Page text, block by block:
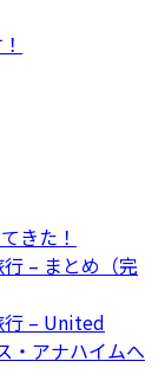
きた！
– まとめ（完
行 – United
・アナハイムへ